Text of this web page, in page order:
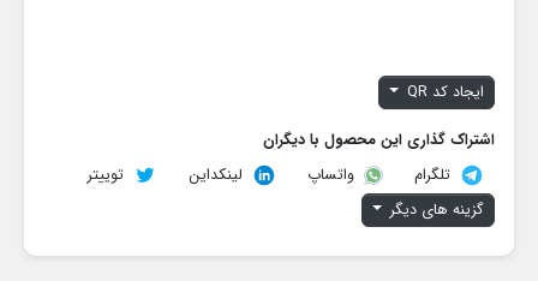
ایجاد کد QR
اشتراک گذاری این محصول با دیگران
تلگرام
واتساپ لینکداین
توییتر
گزینه های دیگر